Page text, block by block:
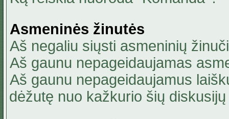
Asmeninės žinutės
Aš negaliu siųsti asmeninių
Aš gaunu nepageidaujamas
Aš gaunu nepageidaujamus
dėžutę nuo kažkurio šių